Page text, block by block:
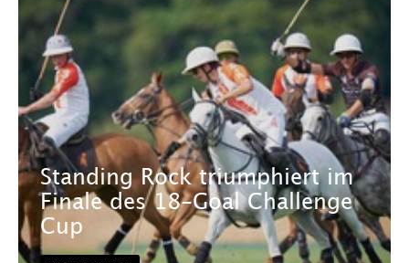
Standing Rock triumphiert im
Finale des 18-Goal Challenge
Cup